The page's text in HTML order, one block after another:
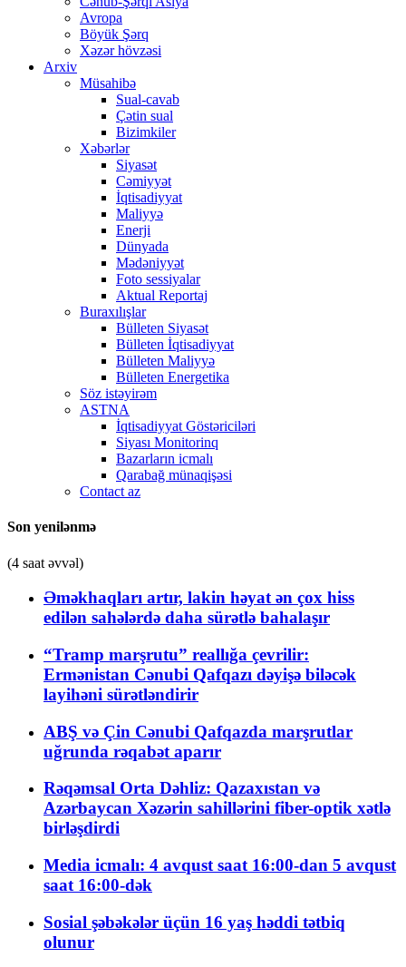
Avropa
Böyük Şərq
Xəzər hövzəsi
Arxiv
Müsahibə
Sual-cavab
Çətin sual
Bizimkiler
Xəbərlər
Siyasət
Cəmiyyət
İqtisadiyyat
Maliyyə
Enerji
Dünyada
Mədəniyyət
Foto sessiyalar
Aktual Reportaj
Buraxılışlar
Bülleten Siyasət
Bülleten İqtisadiyyat
Bülleten Maliyyə
Bülleten Energetika
Söz istəyirəm
ASTNA
İqtisadiyyat Göstəriciləri
Siyası Monitorinq
Bazarların icmalı
Qarabağ münaqişəsi
Contact az
Son yenilənmə
(4 saat əvvəl)
Əməkhaqları artır, lakin həyat ən çox hiss
edilən sahələrdə daha sürətlə bahalaşır
“Tramp marşrutu” reallığa çevrilir:
Ermənistan Cənubi Qafqazı dəyişə biləcək
layihəni sürətləndirir
ABŞ və Çin Cənubi Qafqazda marşrutlar
uğrunda rəqabət aparır
Rəqəmsal Orta Dəhliz: Qazaxıstan və
Azərbaycan Xəzərin sahillərini fiber-optik xətlə
birləşdirdi
Media icmalı: 4 avqust saat 16:00-dan 5 avqust
saat 16:00-dək
Sosial şəbəkələr üçün 16 yaş həddi tətbiq
olunur